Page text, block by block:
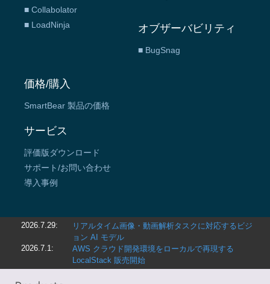
■ Collabolator
■ LoadNinja
オブザーバビリティ
■ BugSnag
価格/購入
SmartBear 製品の価格
サービス
評価版ダウンロード
サポート/お問い合わせ
導入事例
2026.7.29:
リアルタイム画像・動画解析タスクに対応するビジ
ョン AI モデル
2026.7.1:
AWS クラウド開発環境をローカルで再現する
LocalStack 販売開始